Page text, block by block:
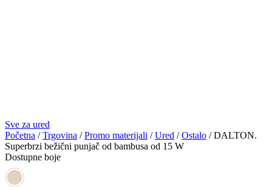
Sve za ured
Početna /Trgovina /Promo materijali /Ured /Ostalo / DALTON.
Superbrzi bežični punjač od bambusa od 15 W
Dostupne boje